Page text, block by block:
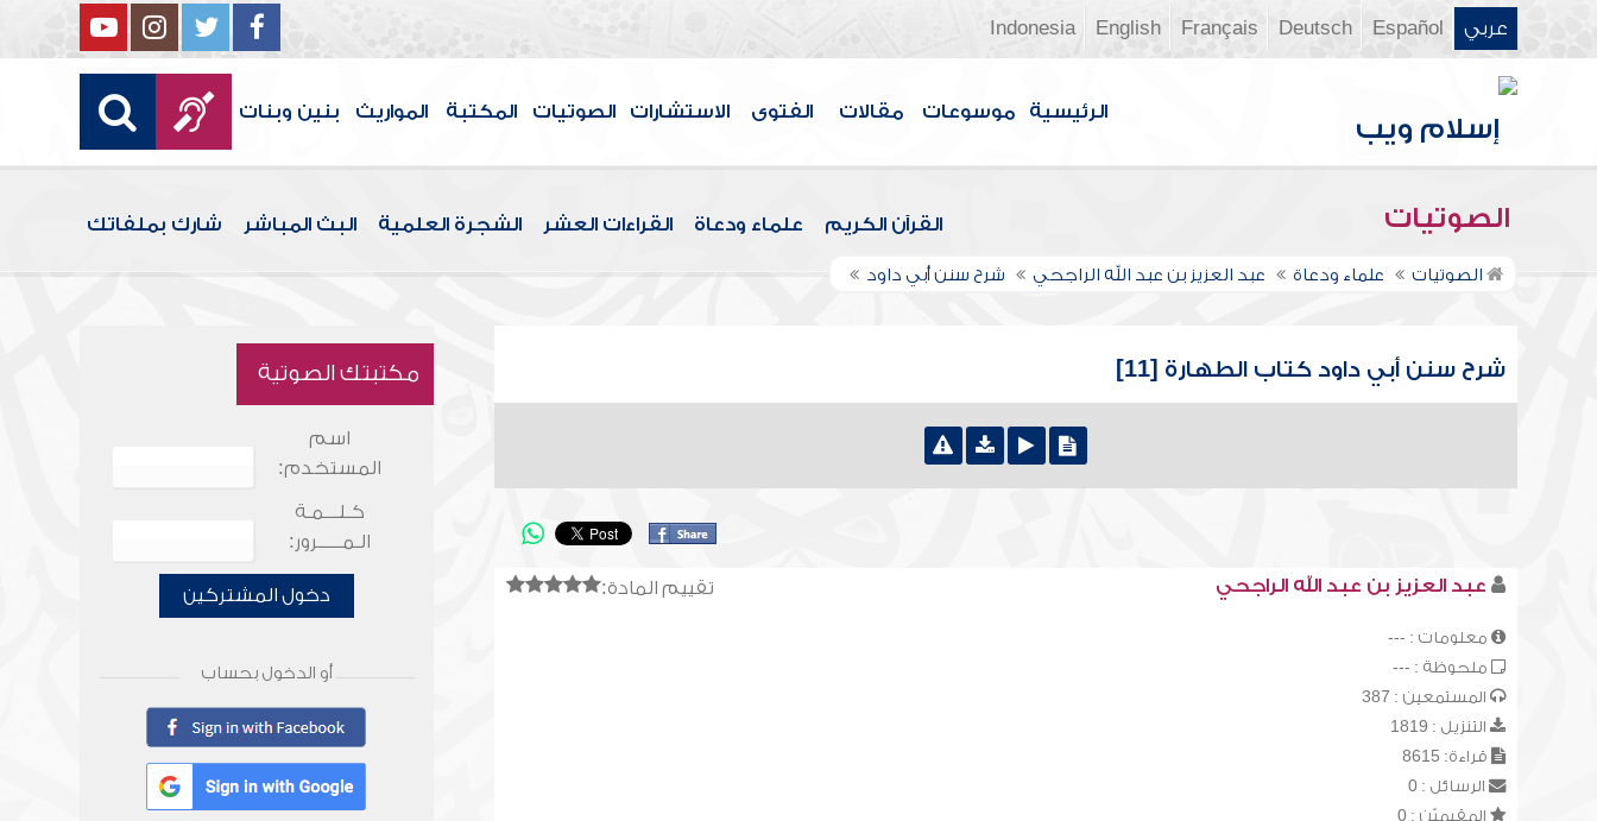
عربي Español
Deutsch
Français
English
Indonesia
الرئيسية موسوعات مقالات الفتوى الاستشارات الصوتيات المكتبة المواريث بنين وبنات
الصوتيات القرآن الكريم علماء ودعاة القراءات العشر الشجرة العلمية البث المباشر شارك بملفاتك
الصوتيات علماء ودعاة عبد العزيز بن عبد الله الراجحي شرح سنن أبي داود
شرح سنن أبي داود كتاب الطهارة [11]
تقييم المادة: عبد العزيز بن عبد الله الراجحي
معلومات : ---
ملحوظة : ---
المستمعين : 387
التنزيل : 1819
قراءة: 8615
الرسائل : 0
المقيميّن : 0
مكتبتك الصوتية
اسم
المستخدم:
كـلـــمـة
الـمـــــرور:
دخول المشتركين
أو الدخول بحساب